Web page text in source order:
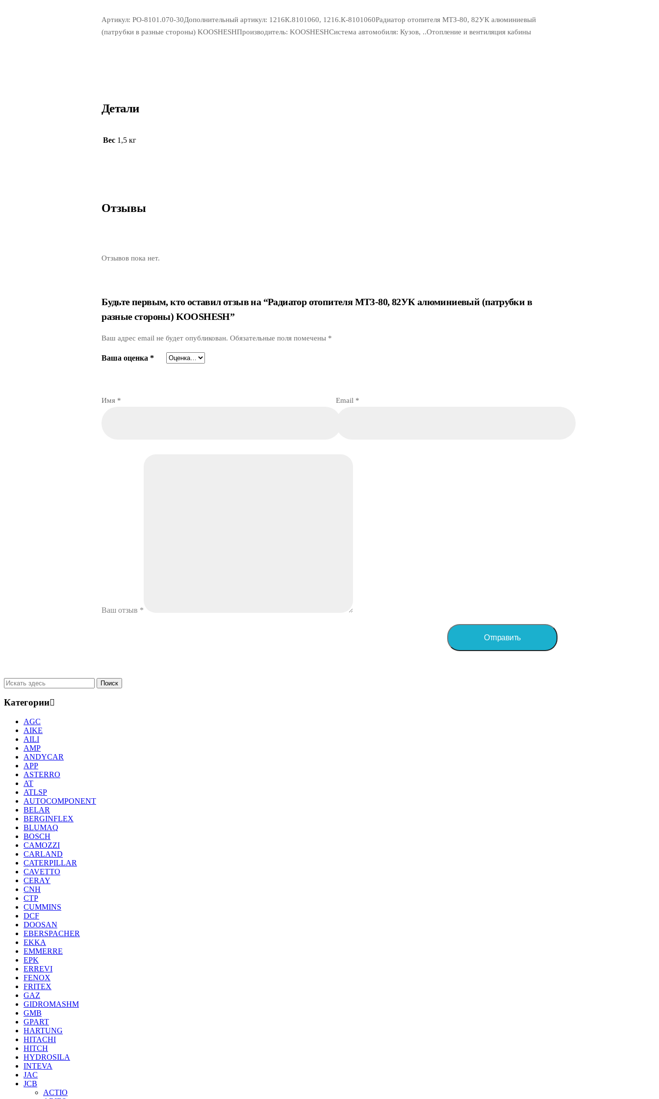
Артикул: РО-8101.070-30Дополнительный артикул: 1216К.8101060, 1216.К-8101060Радиатор отопителя МТЗ-80, 82УК алюминиевый
(патрубки в разные стороны) KOOSHESHПроизводитель: KOOSHESHСистема автомобиля: Кузов, ..Отопление и вентиляция кабины
Детали
Вес 1,5 кг
Отзывы
Отзывов пока нет.
Будьте первым, кто оставил отзыв на “Радиатор отопителя МТЗ-80, 82УК алюминиевый (патрубки в
разные стороны) KOOSHESH”
Ваш адрес email не будет опубликован. Обязательные поля помечены *
Имя * Email *
Ваша оценка*
Ваш отзыв *
Категории
AGC
AIKE
AILI
AMP
ANDYCAR
APP
ASTERRO
AT
ATLSP
AUTOCOMPONENT
BELAR
BERGINFLEX
BLUMAQ
BOSCH
CAMOZZI
CARLAND
CATERPILLAR
CAVETTO
CERAY
CNH
CTP
CUMMINS
DCF
DOOSAN
EBERSPACHER
EKKA
EMMERRE
EPK
ERREVI
FENOX
FRITEX
GAZ
GIDROMASHM
GMB
GPART
HARTUNG
HITACHI
HITCH
HYDROSILA
INTEVA
JAC
JCB
ACTIO